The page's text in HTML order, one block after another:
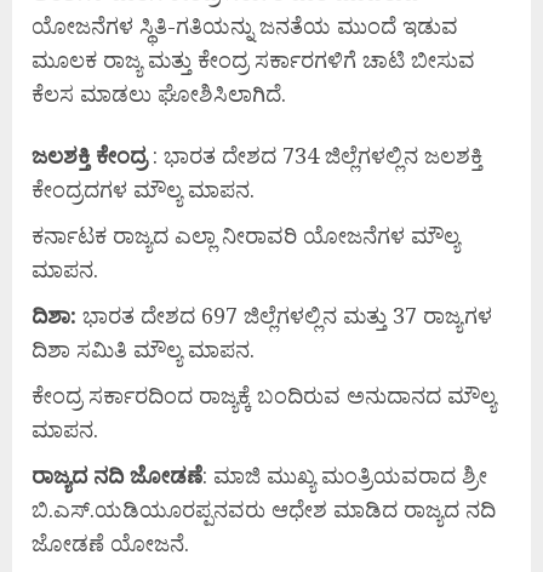
ಯೋಜನೆಗಳ ಸ್ಥಿತಿ-ಗತಿಯನ್ನು ಜನತೆಯ ಮುಂದೆ ಇಡುವ
ಮೂಲಕ ರಾಜ್ಯ ಮತ್ತು ಕೇಂದ್ರ ಸರ್ಕಾರಗಳಿಗೆ ಚಾಟಿ ಬೀಸುವ
ಕೆಲಸ ಮಾಡಲು ಘೋಶಿಸಿಲಾಗಿದೆ.
ಜಲಶಕ್ತಿ ಕೇಂದ್ರ: ಭಾರತ ದೇಶದ 734 ಜಿಲ್ಲೆಗಳಲ್ಲಿನ ಜಲಶಕ್ತಿ
ಕೇಂದ್ರದಗಳ ಮೌಲ್ಯ ಮಾಪನ.
ಕರ್ನಾಟಕ ರಾಜ್ಯದ ಎಲ್ಲಾ ನೀರಾವರಿ ಯೋಜನೆಗಳ ಮೌಲ್ಯ
ಮಾಪನ.
ದಿಶಾ: ಭಾರತ ದೇಶದ 697 ಜಿಲ್ಲೆಗಳಲ್ಲಿನ ಮತ್ತು 37 ರಾಜ್ಯಗಳ
ದಿಶಾ ಸಮಿತಿ ಮೌಲ್ಯ ಮಾಪನ.
ಕೇಂದ್ರ ಸರ್ಕಾರದಿಂದ ರಾಜ್ಯಕ್ಕೆ ಬಂದಿರುವ ಅನುದಾನದ ಮೌಲ್ಯ
ಮಾಪನ.
ರಾಜ್ಯದ ನದಿ ಜೋಡಣೆ: ಮಾಜಿ ಮುಖ್ಯ ಮಂತ್ರಿಯವರಾದ ಶ್ರೀ
ಬಿ.ಎಸ್.ಯಡಿಯೂರಪ್ಪನವರು ಆಧೇಶ ಮಾಡಿದ ರಾಜ್ಯದ ನದಿ
ಜೋಡಣೆ ಯೋಜನೆ.